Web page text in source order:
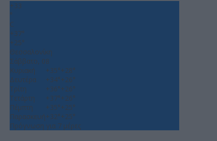
+33
°
C
+37°
+25°
Θεσσαλονίκη
Σάββατο, 08
Κυριακή
+35°+28°
Δευτέρα
+34°+26°
Τρίτη
+36°+26°
Τετάρτη
+37°+26°
Πέμπτη
+35°+25°
Παρασκευή+32°+25°
Πρόγνωση για 7 μέρες